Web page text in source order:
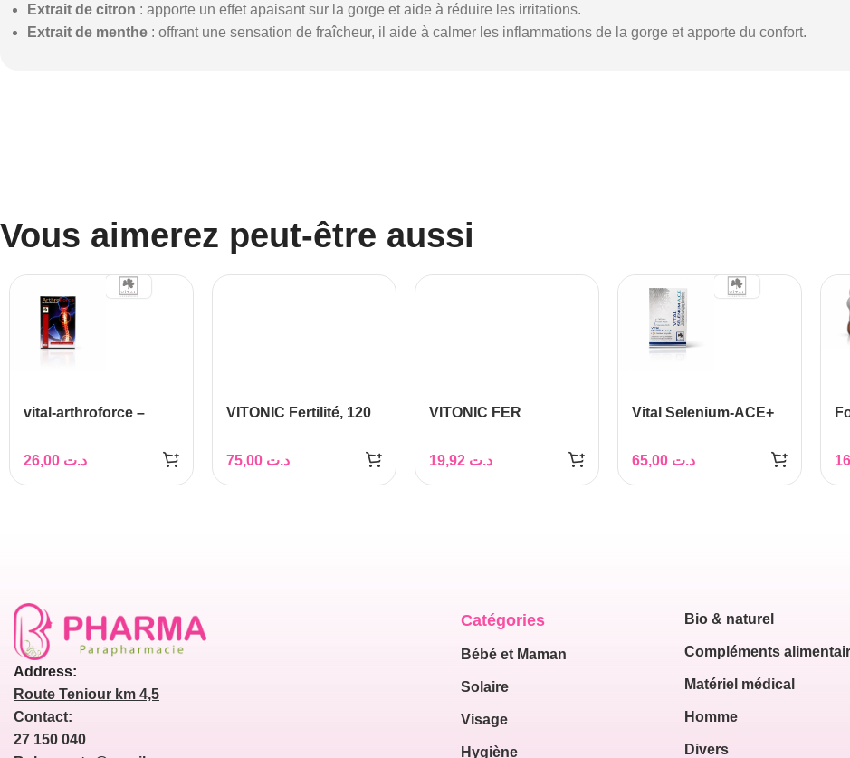
Extrait de citron : apporte un effet apaisant sur la gorge et aide à réduire les irritations.
Extrait de menthe : offrant une sensation de fraîcheur, il aide à calmer les inflammations de la gorge et apporte du confort.
Vous aimerez peut-être aussi
vital-arthroforce –
Harpagophytum
Articulations
د.ت
VITONIC Fertilité, 120
د.ت
VITONIC FER
gélules
د.ت
Vital Selenium-ACE+
د.ت
Address:
Route Teniour km 4,5
Contact:
27 150 040
Catégories
Bébé et Maman
Solaire
Visage
Hygiène
Bio & naturel
Compléments
Matériel médical
Homme
Divers